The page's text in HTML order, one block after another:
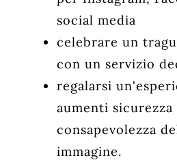
social media
celebrare un
con un servizio
regalarsi
aumenti sicurezza
consapevolezza
immagine.